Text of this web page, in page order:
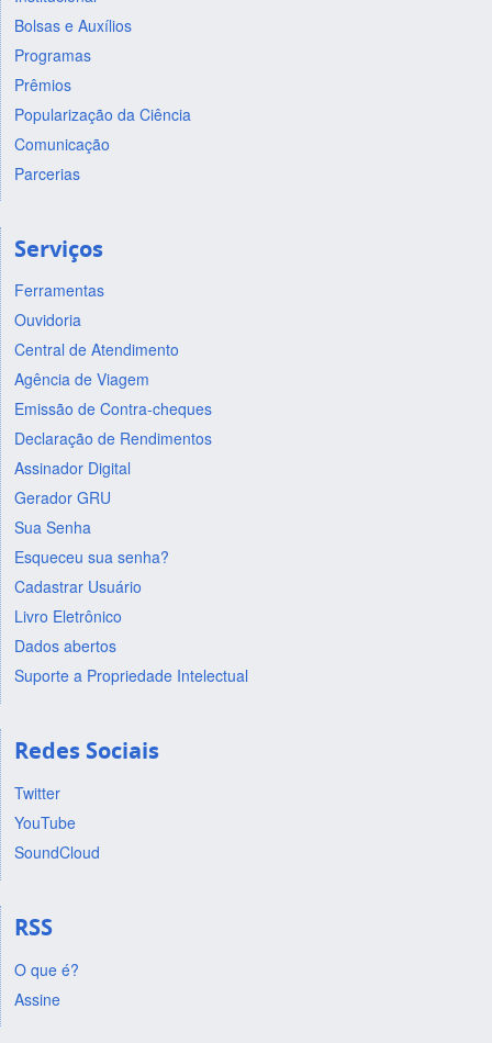
Bolsas e Auxílios
Programas
Prêmios
Popularização da Ciência
Comunicação
Parcerias
Serviços
Ferramentas
Ouvidoria
Central de Atendimento
Agência de Viagem
Emissão de Contra-cheques
Declaração de Rendimentos
Assinador Digital
Gerador GRU
Sua Senha
Esqueceu sua senha?
Cadastrar Usuário
Livro Eletrônico
Dados abertos
Suporte a Propriedade Intelectual
Redes Sociais
Twitter
YouTube
SoundCloud
RSS
O que é?
Assine